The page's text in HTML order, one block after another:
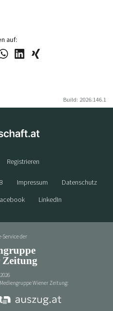
auf:
Build: 2026.146.1
Registrieren
Impressum
Datenschutz
LinkedIn
Service der
Zeitung
2026
Wiener Zeitung: